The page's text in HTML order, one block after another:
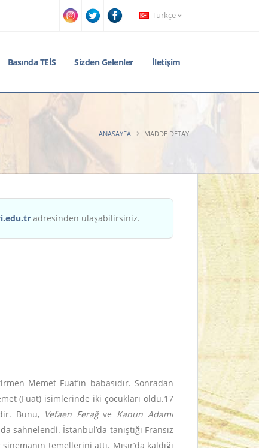
Türkçe
Basında TEİS Sizden Gelenler İletişim
ANASAYFA MADDE DETAY
adresinden ulaşabilirsiniz.
Memet Fuat’ın babasıdır. Sonradan
(Fuat) isimlerinde iki çocukları oldu.17
Bunu, Vefaen Ferağve Kanun Adamı
sahnelendi. İstanbul’da tanıştığı Fransız
temellerini attı. Mısır’da kaldığı